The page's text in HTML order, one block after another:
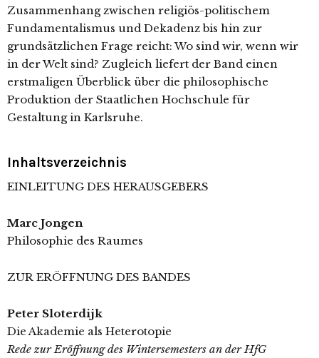
Zusammenhang zwischen religiös-politischem
Fundamentalismus und Dekadenz bis hin zur
grundsätzlichen Frage reicht: Wo sind wir, wenn wir
in der Welt sind? Zugleich liefert der Band einen
erstmaligen Überblick über die philosophische
Produktion der Staatlichen Hochschule für
Gestaltung in Karlsruhe.
Inhaltsverzeichnis
EINLEITUNG DES HERAUSGEBERS
Marc Jongen
Philosophie des Raumes
ZUR ERÖFFNUNG DES BANDES
Peter Sloterdijk
Die Akademie als Heterotopie
Rede zur Eröffnung des Wintersemesters an der HfG